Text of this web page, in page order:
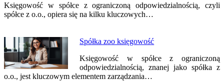
Księgowość w spółce z ograniczoną odpowiedzialnością, czyli
spółce z o.o., opiera się na kilku kluczowych…
Spółka zoo księgowość
Księgowość w spółce z ograniczoną
odpowiedzialnością, znanej jako spółka z
o.o., jest kluczowym elementem zarządzania…